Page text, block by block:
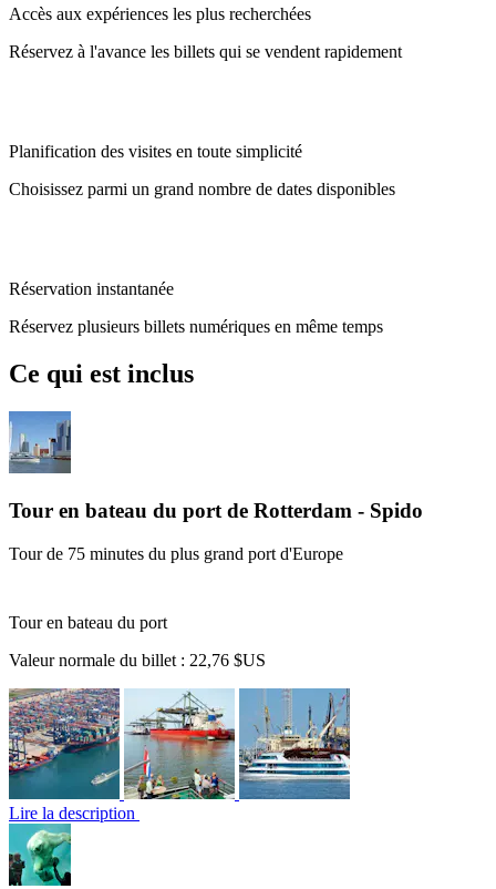
Accès aux expériences les plus recherchées
Réservez à l'avance les billets qui se vendent rapidement
Planification des visites en toute simplicité
Choisissez parmi un grand nombre de dates disponibles
Réservation instantanée
Réservez plusieurs billets numériques en même temps
Ce qui est inclus
Tour en bateau du port de Rotterdam - Spido
Tour de 75 minutes du plus grand port d'Europe
Tour en bateau du port
Valeur normale du billet : 22,76 $US
Lire la description